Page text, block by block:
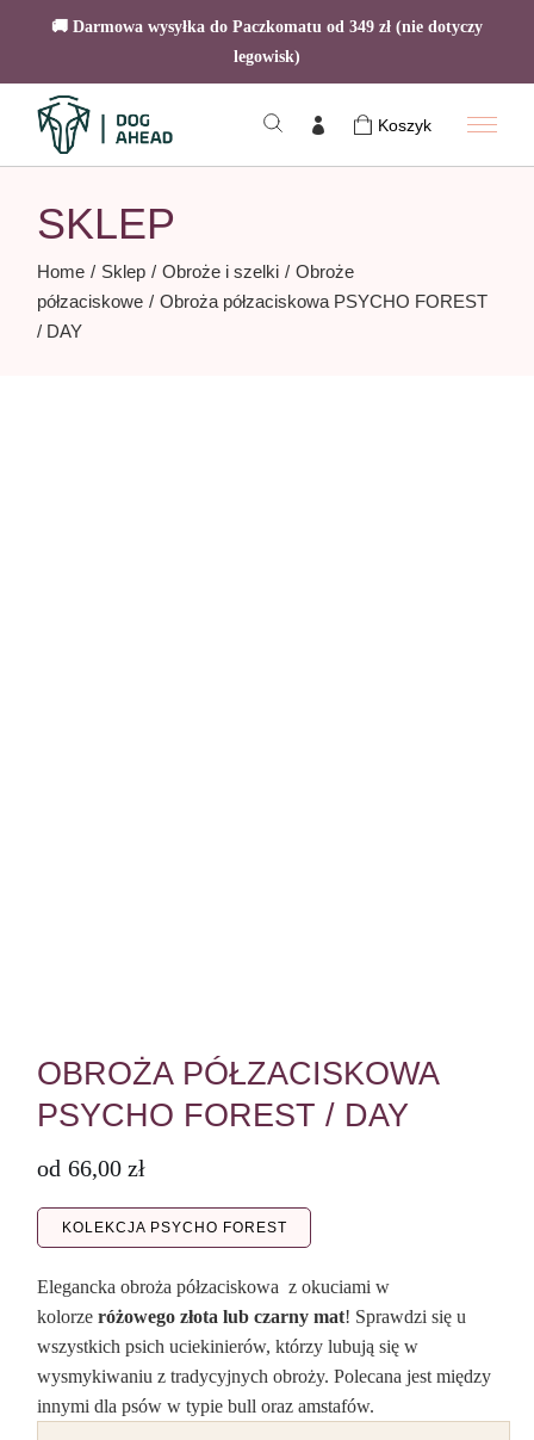
🚚 Darmowa wysyłka do Paczkomatu od 349 zł (nie dotyczy
legowisk)
content
Koszyk
SKLEP
Home Sklep Obroże i szelki
Obroże
półzaciskowe
Obroża półzaciskowa PSYCHO FOREST
/ DAY
OBROŻA PÓŁZACISKOWA
PSYCHO FOREST / DAY
od 66,00 zł
KOLEKCJA PSYCHO FOREST
Elegancka obroża półzaciskowa z okuciami w
kolorzeróżowego złota lub czarny mat! Sprawdzi się u
wszystkich psich uciekinierów, którzy lubują się w
wysmykiwaniu z tradycyjnych obroży. Polecana jest między
innymi dla psów w typie bull oraz amstafów.